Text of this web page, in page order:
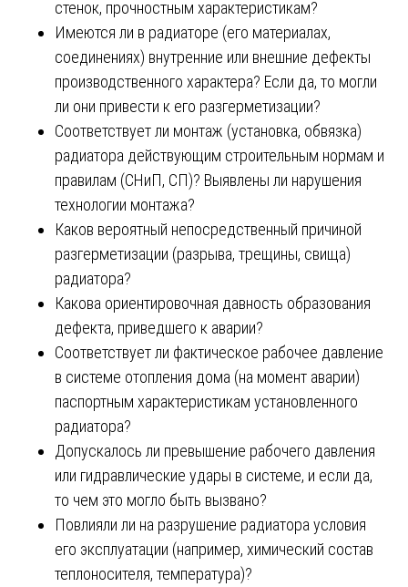
стенок, прочностным характеристикам?
Имеются ли в радиаторе (его материалах,
соединениях) внутренние или внешние дефекты
производственного характера? Если да, то могли
ли они привести к его разгерметизации?
Соответствует ли монтаж (установка, обвязка)
радиатора действующим строительным нормам и
правилам (СНиП, СП)? Выявлены ли нарушения
технологии монтажа?
Каков вероятный непосредственный причиной
разгерметизации (разрыва, трещины, свища)
радиатора?
Какова ориентировочная давность образования
дефекта, приведшего к аварии?
Соответствует ли фактическое рабочее давление
в системе отопления дома (на момент аварии)
паспортным характеристикам установленного
радиатора?
Допускалось ли превышение рабочего давления
или гидравлические удары в системе, и если да,
то чем это могло быть вызвано?
Повлияли ли на разрушение радиатора условия
его эксплуатации (например, химический состав
теплоносителя, температура)?